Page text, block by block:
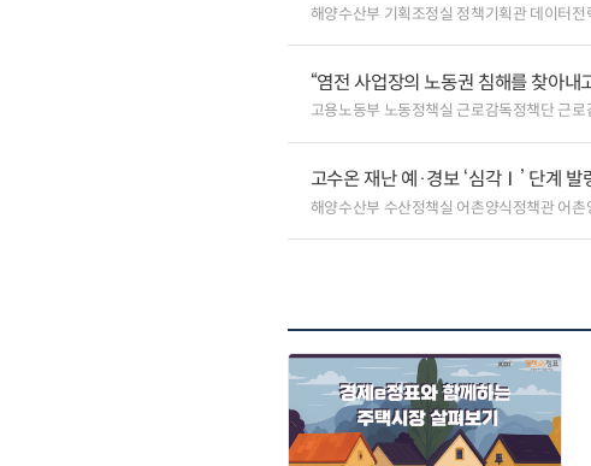
해양수산부 기획조정실 정책기획관 데이터전
“염전 사업장의 노동권 침해를 찾아
고용노동부 노동정책실 근로감독정책단 근로
고수온 재난 예·경보 ‘심각Ⅰ’ 단계 발
해양수산부 수산정책실 어촌양식정책관 어촌